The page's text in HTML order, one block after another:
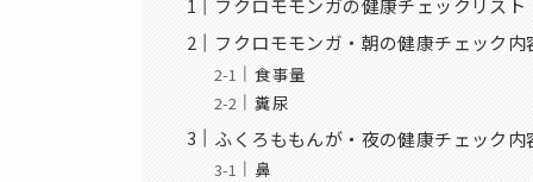
フクロモモンガの健康チェックリスト
フクロモモンガ・朝の健康チェック内
食事量
糞尿
ふくろももんが・夜の健康チェック内
鼻